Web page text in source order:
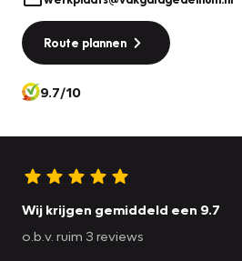
Route plannen
9.7/10
Wij krijgen gemiddeld een 9.7
o.b.v. ruim 3 reviews